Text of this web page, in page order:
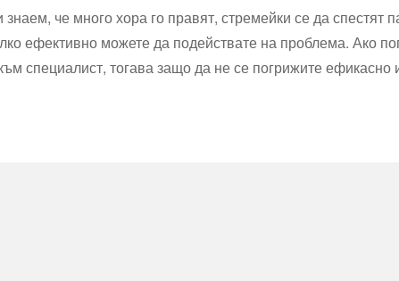
че много хора го правят, стремейки се да спестят
ефективно можете да подействате на проблема. Ако
специалист, тогава защо да не се погрижите